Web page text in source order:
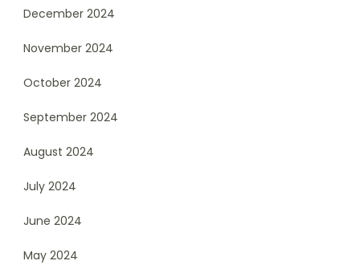
December 2024
November 2024
October 2024
September 2024
August 2024
July 2024
June 2024
May 2024